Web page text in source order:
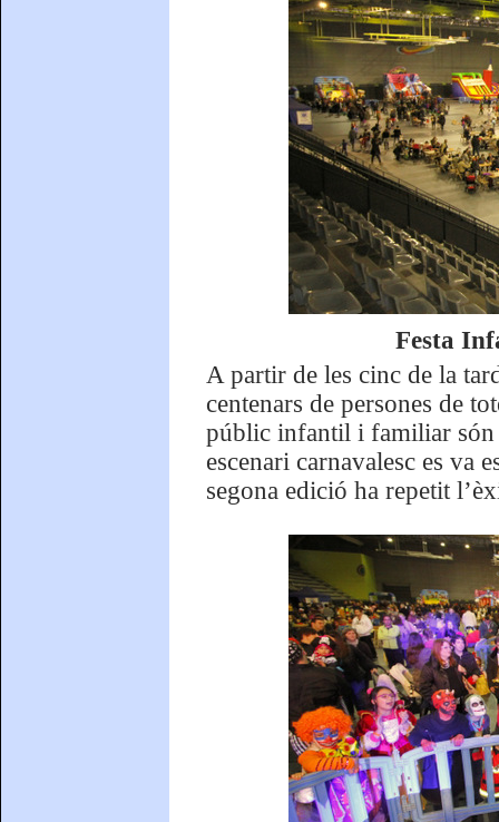
Festa
A partir de les cinc de la
centenars de persones de
públic infantil i familiar són
escenari carnavalesc es va
segona edició ha repetit